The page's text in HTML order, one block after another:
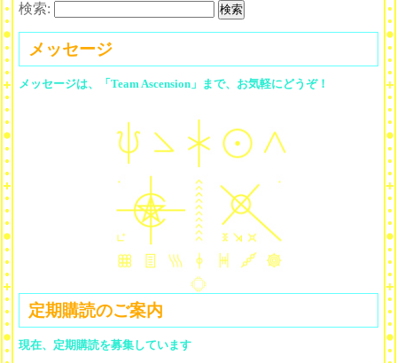
検索:
メッセージ
メッセージは、「Team Ascension」まで、お気軽にどうぞ！
定期購読のご案内
現在、定期購読を募集しています